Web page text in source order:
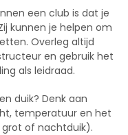
een club is dat je
kunnen je helpen om
Overleg altijd
en gebruik het
als leidraad.
duik? Denk aan
temperatuur en het
of nachtduik).